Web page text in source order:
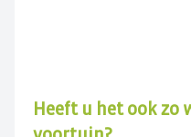
Heeft u het ook zo